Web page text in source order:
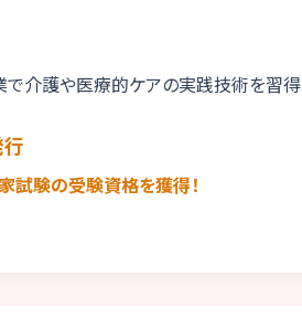
で介護や医療的ケアの実践技術を習得
試験の受験資格を獲得！